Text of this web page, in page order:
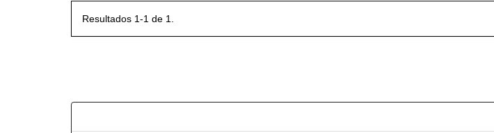
Resultados 1-1 de 1.